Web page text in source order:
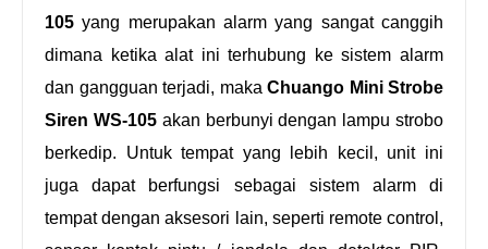
105 yang merupakan alarm yang sangat canggih
dimana ketika alat ini terhubung ke sistem alarm
dan gangguan terjadi, maka Chuango Mini Strobe
Siren WS-105akan berbunyi dengan lampu strobo
berkedip. Untuk tempat yang lebih kecil, unit ini
juga dapat berfungsi sebagai sistem alarm di
tempat dengan aksesori lain, seperti remote control,